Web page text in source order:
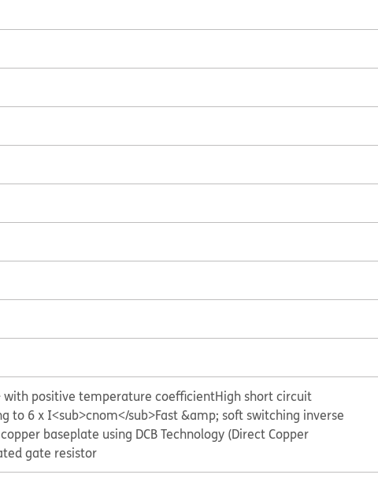
with positive temperature coefficientHigh short circuit
to 6 x I<sub>cnom</sub>Fast &amp; soft switching inverse
baseplate using DCB Technology (Direct Copper
gate resistor